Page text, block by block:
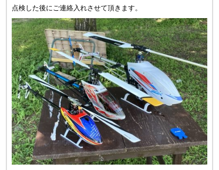
点検した後にご連絡入れさせて頂きます。